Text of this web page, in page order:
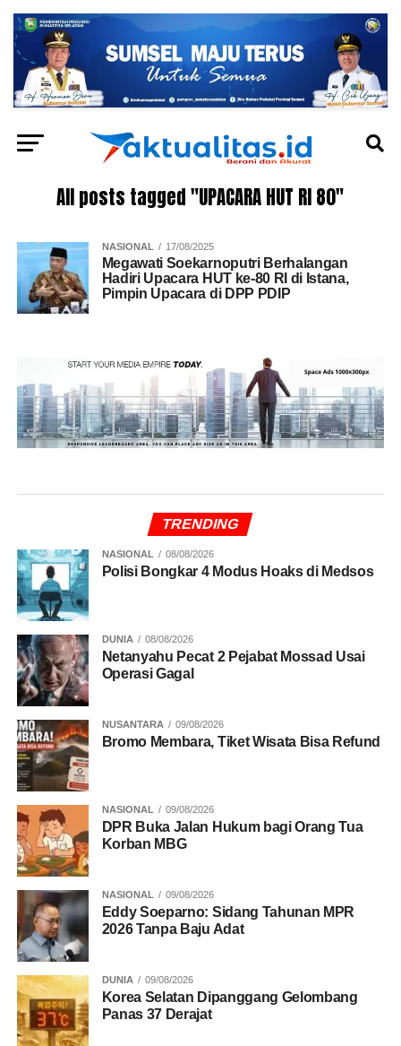
All posts tagged "UPACARA HUT RI 80"
NASIONAL 17/08/2025
Megawati Soekarnoputri Berhalangan
Hadiri Upacara HUT ke-80 RI di Istana,
Pimpin Upacara di DPP PDIP
TRENDING
NASIONAL 08/08/2026
Polisi Bongkar 4 Modus Hoaks di Medsos
DUNIA 08/08/2026
Netanyahu Pecat 2 Pejabat Mossad Usai
Operasi Gagal
NUSANTARA 09/08/2026
Bromo Membara, Tiket Wisata Bisa Refund
NASIONAL 09/08/2026
DPR Buka Jalan Hukum bagi Orang Tua
Korban MBG
NASIONAL 09/08/2026
Eddy Soeparno: Sidang Tahunan MPR
2026 Tanpa Baju Adat
DUNIA 09/08/2026
Korea Selatan Dipanggang Gelombang
Panas 37 Derajat